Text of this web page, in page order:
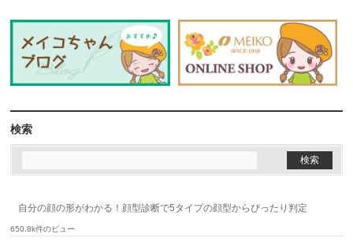
検索
自分の顔の形がわかる！顔型診断で5タイプの顔型からぴったり判定
650.8k件のビュー